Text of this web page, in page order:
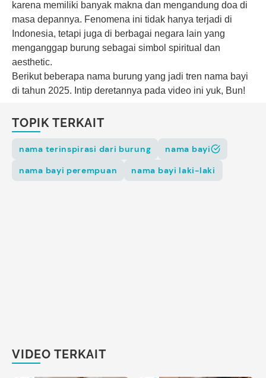
karena memiliki banyak makna dan mengandung doa di
masa depannya. Fenomena ini tidak hanya terjadi di
Indonesia, tetapi juga di berbagai negara lain yang
menganggap burung sebagai simbol spiritual dan
aesthetic.
Berikut beberapa nama burung yang jadi tren nama bayi
di tahun 2025. Intip deretannya pada video ini yuk, Bun!
TOPIK TERKAIT
nama terinspirasi dari burung
nama bayi
nama bayi perempuan
nama bayi laki-laki
VIDEO TERKAIT